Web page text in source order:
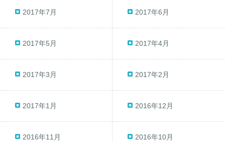
2017年7月 2017年6月
2017年5月 2017年4月
2017年3月 2017年2月
2017年1月 2016年12月
2016年11月 2016年10月